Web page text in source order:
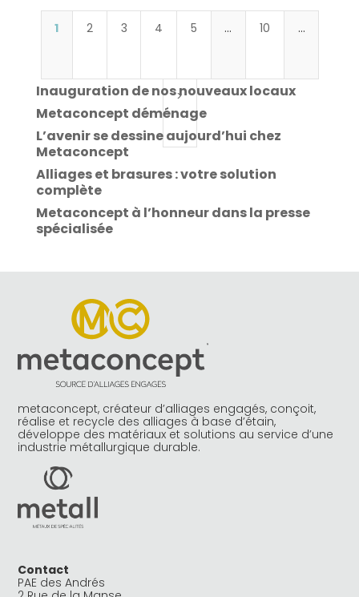
1 2 3 4 5 … 10 …
>
Inauguration de nos nouveaux locaux
Metaconcept déménage
L’avenir se dessine aujourd’hui chez
Metaconcept
Alliages et brasures : votre solution
complète
Metaconcept à l’honneur dans la presse
spécialisée
metaconcept, créateur d’alliages engagés, conçoit,
réalise et recycle des alliages à base d’étain,
développe des matériaux et solutions au service d’une
industrie métallurgique durable.
Contact
PAE des Andrés